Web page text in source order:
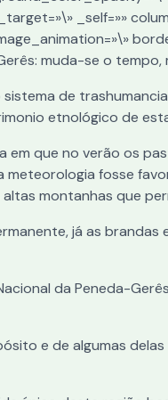
_self=»»
muda-se o tempo,
de
etnológico de
que no verão os
fosse
montanhas que
já as
da Peneda-
e de algumas